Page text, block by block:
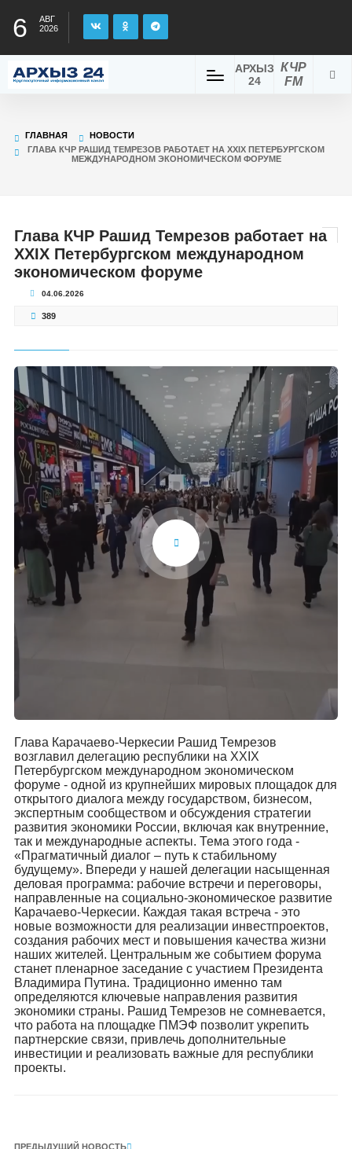
6
АВГ
2026
КЧР
FM
АРХЫЗ
24
ГЛАВНАЯ
НОВОСТИ
ГЛАВА КЧР РАШИД ТЕМРЕЗОВ РАБОТАЕТ НА XXIX ПЕТЕРБУРГСКОМ
МЕЖДУНАРОДНОМ ЭКОНОМИЧЕСКОМ ФОРУМЕ
Глава КЧР Рашид Темрезов работает на
XXIX Петербургском международном
экономическом форуме
04.06.2026
389
Глава Карачаево-Черкесии Рашид Темрезов
возглавил делегацию республики на XXIX
Петербургском международном экономическом
форуме - одной из крупнейших мировых площадок для
открытого диалога между государством, бизнесом,
экспертным сообществом и обсуждения стратегии
развития экономики России, включая как внутренние,
так и международные аспекты. Тема этого года -
«Прагматичный диалог – путь к стабильному
будущему». Впереди у нашей делегации насыщенная
деловая программа: рабочие встречи и переговоры,
направленные на социально-экономическое развитие
Карачаево-Черкесии. Каждая такая встреча - это
новые возможности для реализации инвестпроектов,
создания рабочих мест и повышения качества жизни
наших жителей. Центральным же событием форума
станет пленарное заседание с участием Президента
Владимира Путина. Традиционно именно там
определяются ключевые направления развития
экономики страны. Рашид Темрезов не сомневается,
что работа на площадке ПМЭФ позволит укрепить
партнерские связи, привлечь дополнительные
инвестиции и реализовать важные для республики
проекты.
ПРЕДЫДУЩИЙ НОВОСТЬ